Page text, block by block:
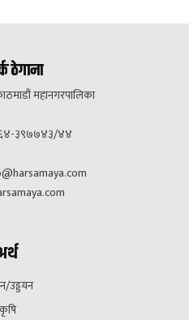
ठेगाना
महानगरपालिका
३९७७४३/४४
उड्डयन
कृषि